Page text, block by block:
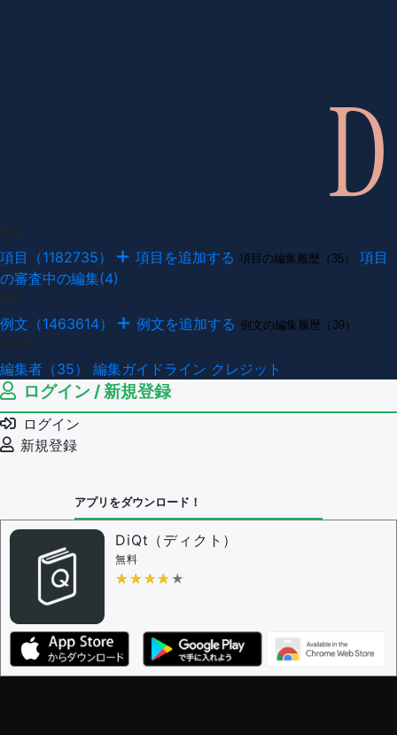
項目（1182735） 項目を追加する 項目の編集履歴（35）
項目
の審査中の編集(4)
例文（1463614） 例文を追加する 例文の編集履歴（39）
編集者（35） 編集ガイドライン クレジット
ログイン / 新規登録
ログイン
新規登録
アプリをダウンロード！
DiQt（ディクト）
無料
★★★★★
★★★★★